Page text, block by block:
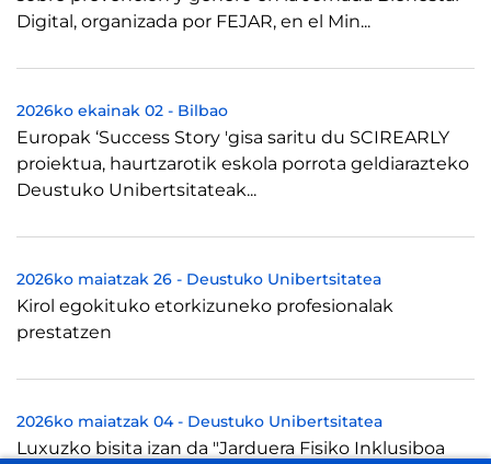
Digital, organizada por FEJAR, en el Min...
2026ko ekainak 02 - Bilbao
Europak ‘Success Story 'gisa saritu du SCIREARLY
proiektua, haurtzarotik eskola porrota geldiarazteko
Deustuko Unibertsitateak...
2026ko maiatzak 26 - Deustuko Unibertsitatea
Kirol egokituko etorkizuneko profesionalak
prestatzen
2026ko maiatzak 04- Deustuko Unibertsitatea
Luxuzko bisita izan da "Jarduera Fisiko Inklusiboa